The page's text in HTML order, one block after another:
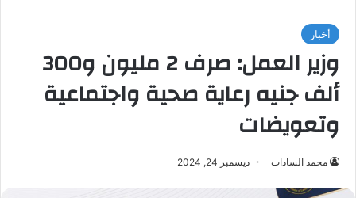
أخبار
وزير العمل: صرف 2 مليون و300
ألف جنيه رعاية صحية واجتماعية
وتعويضات
محمد السادات ديسمبر 24, 2024